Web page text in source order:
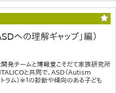
への理解ギャップ」編）
発チームと博報堂こそだて家族研究所
と共同で、ASD（Autism
ム）※１の診断や傾向のある子ども